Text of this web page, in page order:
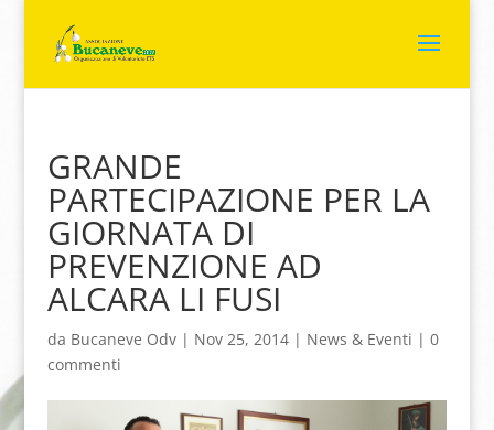
GRANDE
PARTECIPAZIONE PER LA
GIORNATA DI
PREVENZIONE AD
ALCARA LI FUSI
da Bucaneve Odv| Nov 25, 2014| News & Eventi | 0
commenti